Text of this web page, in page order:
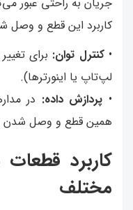
کاربرد این قطع و وصل
• کنترل توان: برای
لپ‌تاپ یا اینورترها).
• پردازش داده:
همین قطع و وصل شدن
کاربرد
مختلف